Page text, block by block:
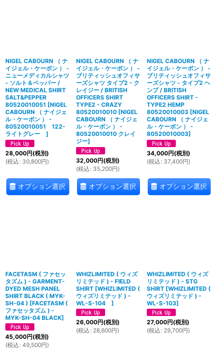
NIGEL CABOURN （ ナ
イジェル・ケーボン ） -
ニューメディカルシャツ
- ソルト＆ペッパー /
NEW MEDICAL SHIRT
SALT&PEPPER
80520010051 [NIGEL
CABOURN （ ナイジェ
ル・ケーボン ） -
80520010051 122-
ライトグレー ]
28,000円(税別)
(税込 : 30,800円)
オプション選択
NIGEL CABOURN （ ナ
イジェル・ケーボン ） -
ブリティッシュオフィサ
ーズシャツ タイプ2 - ク
レイジー / BRITISH
OFFICERS SHIRT
TYPE2 - CRAZY
80520010010 [NIGEL
CABOURN （ ナイジェ
ル・ケーボン ） -
80520010010 クレイ
ジー]
32,000円(税別)
(税込 : 35,200円)
オプション選択
NIGEL CABOURN （ ナ
イジェル・ケーボン ） -
ブリティッシュオフィサ
ーズシャツ - タイプ2 ヘ
ンプ / BRITISH
OFFICERS SHIRT -
TYPE2 HEMP
80520010003 [NIGEL
CABOURN （ ナイジェ
ル・ケーボン ） -
80520010003]
34,000円(税別)
(税込 : 37,400円)
オプション選択
FACETASM ( ファセッ
タズム ) - GARMENT-
DYED MESH PANEL
SHIRT BLACK ( MYK-
SH-04 ) [FACETASM (
ファセッタズム ) -
MYK-SH-04 BLACK]
45,000円(税別)
(税込 : 49,500円)
WHIZLIMITED ( ウィズ
リミテッド ) - FIELD
SHIRT [WHIZLIMITED (
ウィズリミテッド ) -
WL-S-104 ]
26,000円(税別)
(税込 : 28,600円)
WHIZLIMITED ( ウィズ
リミテッド ) - STG
SHIRT [WHIZLIMITED (
ウィズリミテッド ) -
WL-S-103]
27,000円(税別)
(税込 : 29,700円)